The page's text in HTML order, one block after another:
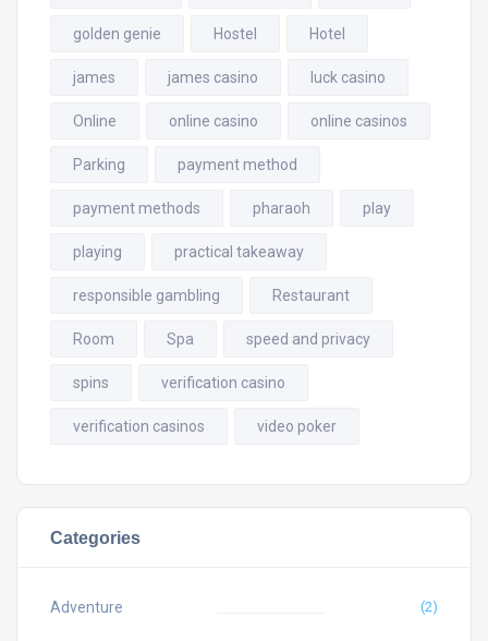
golden genie Hostel Hotel
james james casino luck casino
Online online casino online casinos
Parking payment method
payment methods pharaoh play
playing practical takeaway
responsible gambling Restaurant
Room Spa speed and privacy
spins verification casino
verification casinos video poker
Categories
Adventure (2)